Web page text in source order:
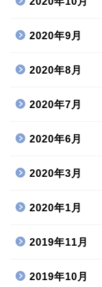
2020年9月
2020年8月
2020年7月
2020年6月
2020年3月
2020年1月
2019年11月
2019年10月